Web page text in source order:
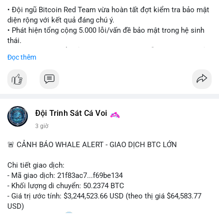
• Đội ngũ Bitcoin Red Team vừa hoàn tất đợt kiểm tra bảo mật
diện rộng với kết quả đáng chú ý.
• Phát hiện tổng cộng 5.000 lỗi/vấn đề bảo mật trong hệ sinh
thái.
ro bảo mật đang bủa vây người dùng trong giai đoạn này.
#bitcoin #cryptosecurity #btc
#vlikevn #titanbot
📰 Nguồn: Cointelegraph
Đọc thêm
Đội Trinh Sát Cá Voi
3 giờ
🚨 CẢNH BÁO WHALE ALERT - GIAO DỊCH BTC LỚN
Chi tiết giao dịch:
- Mã giao dịch: 21f83ac7...f69be134
- Khối lượng di chuyển: 50.2374 BTC
- Giá trị ước tính: $3,244,523.66 USD (theo thị giá $64,583.77
USD)